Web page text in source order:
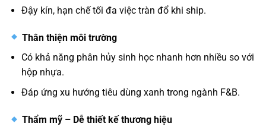
Đậy kín, hạn chế tối đa việc tràn đổ khi ship.
Thân thiện môi trường
Có khả năng phân hủy sinh học nhanh hơn nhiều so với
hộp nhựa.
Đáp ứng xu hướng tiêu dùng xanh trong ngành F&B.
Thẩm mỹ – Dễ thiết kế thương hiệu